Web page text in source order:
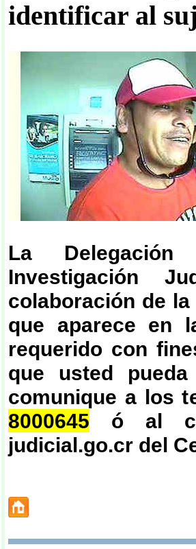
identificar al
La
Investigación
colaboración de
que aparece en
requerido con
que usted
comunique a los
8000645 ó al
judicial.go.cr del